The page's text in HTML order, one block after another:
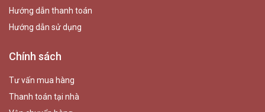
Hướng dẫn thanh toán
Hướng dẫn sử dụng
Chính sách
Tư vấn mua hàng
Thanh toán tại nhà